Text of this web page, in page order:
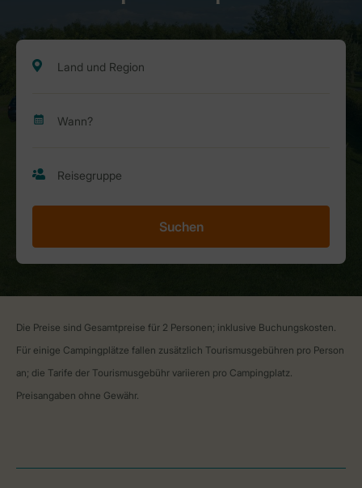
Suchen
Die Preise sind Gesamtpreise für 2 Personen; inklusive Buchungskosten.
Für einige Campingplätze fallen zusätzlich Tourismusgebühren pro Person
an; die Tarife der Tourismusgebühr variieren pro Campingplatz.
Preisangaben ohne Gewähr.